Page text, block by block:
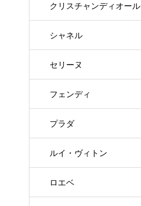
クリスチャンディオール
シャネル
セリーヌ
フェンディ
プラダ
ルイ・ヴィトン
ロエベ